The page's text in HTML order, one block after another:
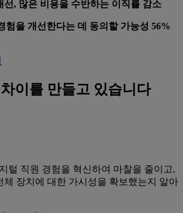
선, 많은 비용을 수반하는 이직률 감소
험을 개선한다는 데 동의할 가능성 56%
이를 만들고 있습니다
털 직원 경험을 혁신하여 마찰을 줄이고,
체 장치에 대한 가시성을 확보했는지 알아